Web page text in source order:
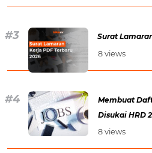
Surat
8 views
Membuat
Disukai HRD
8 views